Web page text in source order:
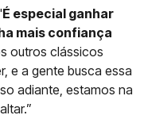
É especial ganhar
mais confiança
outros clássicos
e a gente busca essa
adiante, estamos na